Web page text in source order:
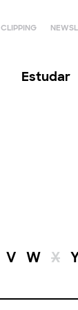
CLIPPING
Estudar
V W X